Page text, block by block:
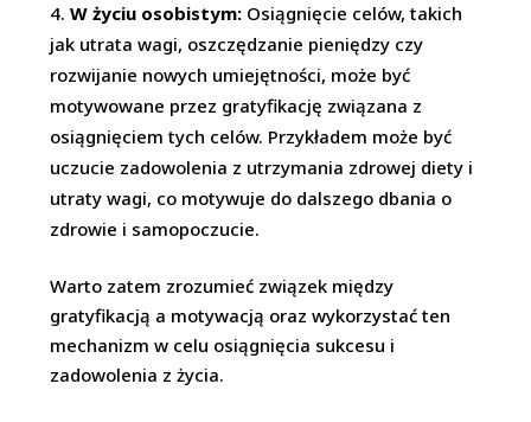
W życiu osobistym: Osiągnięcie celów, takich
jak utrata wagi, oszczędzanie pieniędzy czy
rozwijanie nowych umiejętności, może być
motywowane przez gratyfikację związana z
osiągnięciem tych celów. Przykładem może być
uczucie zadowolenia z utrzymania zdrowej diety i
utraty wagi, co motywuje do dalszego dbania o
zdrowie i samopoczucie.
Warto zatem zrozumieć związek między
gratyfikacją a motywacją oraz wykorzystać ten
mechanizm w celu osiągnięcia sukcesu i
zadowolenia z życia.